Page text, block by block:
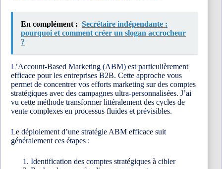
En complément : Secrétaire indépendante :
pourquoi et comment créer un slogan accrocheur
?
L’Account-Based Marketing (ABM) est particulièrement
efficace pour les entreprises B2B. Cette approche vous
permet de concentrer vos efforts marketing sur des comptes
stratégiques avec des campagnes ultra-personnalisées. J’ai
vu cette méthode transformer littéralement des cycles de
vente complexes en processus fluides et prévisibles.
Le déploiement d’une stratégie ABM efficace suit
généralement ces étapes :
Identification des comptes stratégiques à cibler